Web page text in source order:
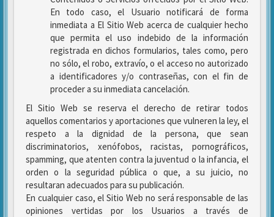
En todo caso, el Usuario notificará de forma
inmediata a El Sitio Web acerca de cualquier hecho
que permita el uso indebido de la información
registrada en dichos formularios, tales como, pero
no sólo, el robo, extravío, o el acceso no autorizado
a identificadores y/o contraseñas, con el fin de
proceder a su inmediata cancelación.
El Sitio Web se reserva el derecho de retirar todos
aquellos comentarios y aportaciones que vulneren la ley, el
respeto a la dignidad de la persona, que sean
discriminatorios, xenófobos, racistas, pornográficos,
spamming, que atenten contra la juventud o la infancia, el
orden o la seguridad pública o que, a su juicio, no
resultaran adecuados para su publicación.
En cualquier caso, el Sitio Web no será responsable de las
opiniones vertidas por los Usuarios a través de